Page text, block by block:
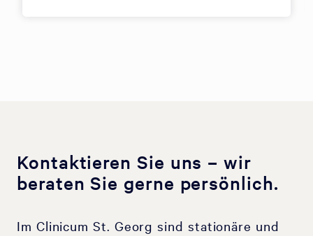
Kontaktieren Sie uns – wir
beraten Sie gerne persönlich.
Im Clinicum St. Georg sind stationäre und